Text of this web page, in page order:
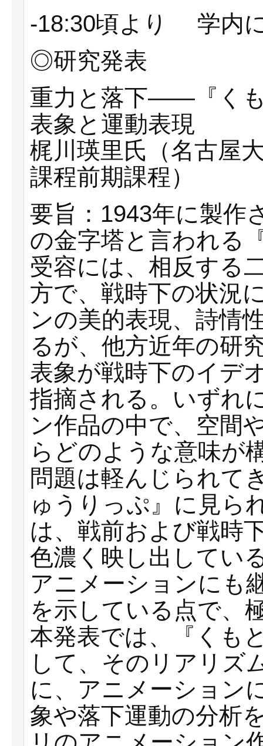
-18:30頃より 学内
◎研究発表
重力と落下——『く
表象と運動表現
梶川瑛里氏（名古屋
課程前期課程）
要旨：1943年に製作
の金字塔と言われる
受容には、相反する
方で、戦時下の状況
ンの美的表現、詩情
るが、他方近年の研
表象が戦時下のイデ
指摘される。いずれ
ン作品の中で、空間
らどのような意味が
問題は軽んじられて
ゅうりっぷ』に見ら
は、戦前および戦時
色濃く映し出してい
アニメーションにも
を示している点で、
本発表では、『くも
して、そのリアリズ
に、アニメーション
象や落下運動の分析